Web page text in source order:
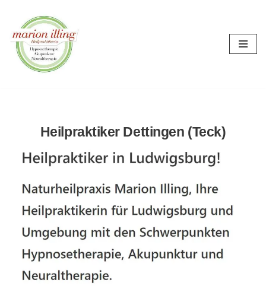
Zum
Inhalt
springen
Heilpraktiker Dettingen (Teck)